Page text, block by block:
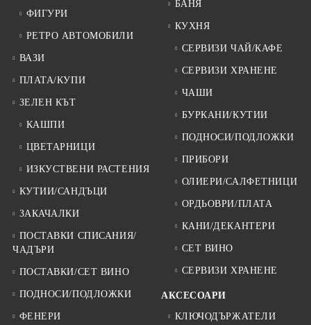
ФИГУРИ
РЕТРО АВТОМОБИЛИ
ВАЗИ
ПЛАТА/КУПИ
ЗЕЛЕН КЪТ
КАШПИ
ЦВЕТАРНИЦИ
ИЗКУСТВЕНИ РАСТЕНИЯ
КУТИИ/САНДЪЦИ
ЗАКАЧАЛКИ
ПОСТАВКИ СПИСАНИЯ/
ЧАДЪРИ
ПОСТАВКИ/СЕТ ВИНО
ПОДНОСИ/ПОДЛОЖКИ
ФЕНЕРИ
БАНЯ
КУХНЯ
СЕРВИЗИ ЧАЙ/КАФЕ
СЕРВИЗИ ХРАНЕНЕ
ЧАШИ
БУРКАНИ/КУТИИ
ПОДНОСИ/ПОДЛОЖКИ
ПРИБОРИ
ОЛИЕРИ/САЛФЕТНИЦИ
ОРДЬОВРИ/ПЛАТА
КАНИ/ДЕКАНТЕРИ
СЕТ ВИНО
СЕРВИЗИ ХРАНЕНЕ
АКСЕСОАРИ
КЛЮЧОДЪРЖАТЕЛИ